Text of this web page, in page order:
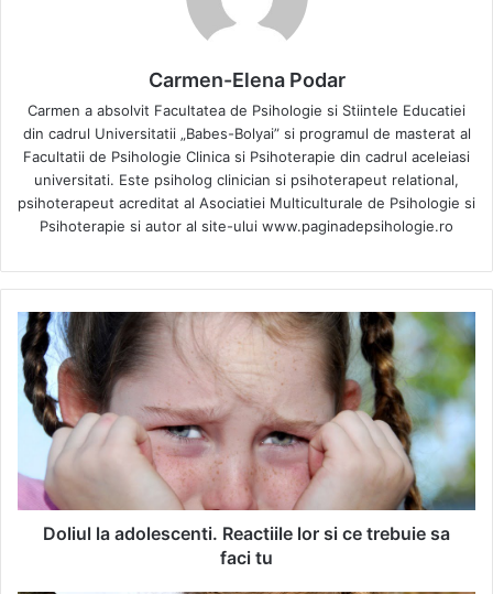
Carmen-Elena Podar
Carmen a absolvit Facultatea de Psihologie si Stiintele Educatiei
din cadrul Universitatii „Babes-Bolyai” si programul de masterat al
Facultatii de Psihologie Clinica si Psihoterapie din cadrul aceleiasi
universitati. Este psiholog clinician si psihoterapeut relational,
psihoterapeut acreditat al Asociatiei Multiculturale de Psihologie si
Psihoterapie si autor al site-ului www.paginadepsihologie.ro
D
o
a
Doliul la adolescenti. Reactiile lor si ce trebuie sa
faci tu